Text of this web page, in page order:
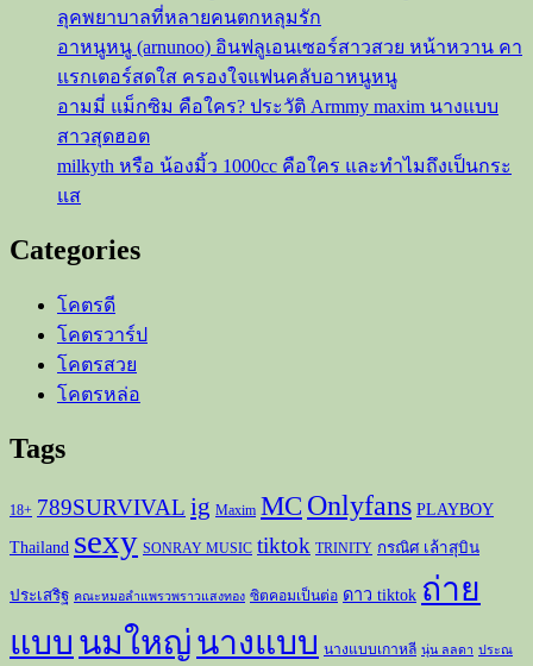
ลุคพยาบาลที่หลายคนตกหลุมรัก
อาหนูหนู (arnunoo) อินฟลูเอนเซอร์สาวสวย หน้าหวาน คา
แรกเตอร์สดใส ครองใจแฟนคลับอาหนูหนู
อามมี่ แม็กซิม คือใคร? ประวัติ Armmy maxim นางแบบ
สาวสุดฮอต
milkyth หรือ น้องมิ้ว 1000cc คือใคร และทำไมถึงเป็นกระ
แส
Categories
โคตรดี
โคตรวาร์ป
โคตรสวย
โคตรหล่อ
Tags
18+ 789SURVIVAL ig Maxim MC Onlyfans PLAYBOY
Thailand sexy SONRAY MUSIC tiktok TRINITY กรณิศ เล้าสุบิน
ประเสริฐ คณะหมอลำแพรวพราวแสงทอง ซิตคอมเป็นต่อ ดาว tiktok ถ่าย
แบบ นมใหญ่นางแบบ นางแบบเกาหลี นุ่น ลลดา ประณ